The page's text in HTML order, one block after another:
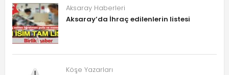
Aksaray Haberleri
Aksaray’da İhraç edilenlerin listesi
Köşe Yazarları